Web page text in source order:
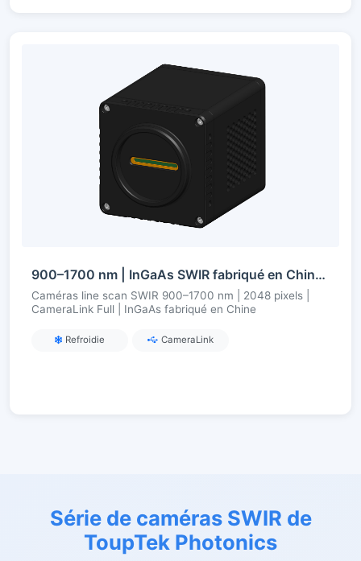
900–1700 nm | InGaAs SWIR fabriqué en Chine | line scan 2048 pixels | CameraLink Full | refroidi
Caméras line scan SWIR 900–1700 nm | 2048 pixels |
CameraLink Full | InGaAs fabriqué en Chine
Refroidie CameraLink
Série de caméras SWIR de
ToupTek Photonics